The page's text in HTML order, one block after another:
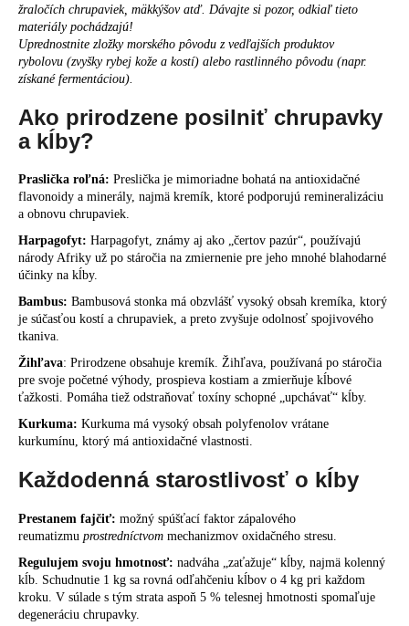
žraločích chrupaviek, mäkkýšov atď. Dávajte si pozor, odkiaľ tieto
materiály pochádzajú!
Uprednostnite zložky morského pôvodu z vedľajších produktov
rybolovu (zvyšky rybej kože a kostí) alebo rastlinného pôvodu (napr.
získané fermentáciou).
Ako prirodzene posilniť chrupavky
a kĺby?
Praslička roľná: Preslička je mimoriadne bohatá na antioxidačné
flavonoidy a minerály, najmä kremík, ktoré podporujú remineralizáciu
a obnovu chrupaviek.
Harpagofyt: Harpagofyt, známy aj ako „čertov pazúr“, používajú
národy Afriky už po stáročia na zmiernenie pre jeho mnohé blahodarné
účinky na kĺby.
Bambus: Bambusová stonka má obzvlášť vysoký obsah kremíka, ktorý
je súčasťou kostí a chrupaviek, a preto zvyšuje odolnosť spojivového
tkaniva.
Žihľava: Prirodzene obsahuje kremík. Žihľava, používaná po stáročia
pre svoje početné výhody, prospieva kostiam a zmierňuje kĺbové
ťažkosti. Pomáha tiež odstraňovať toxíny schopné „upchávať“ kĺby.
Kurkuma: Kurkuma má vysoký obsah polyfenolov vrátane
kurkumínu, ktorý má antioxidačné vlastnosti.
Každodenná starostlivosť o kĺby
Prestanem fajčiť: možný spúšťací faktor zápalového
reumatizmu prostredníctvom mechanizmov oxidačného stresu.
Regulujem svoju hmotnosť: nadváha „zaťažuje“ kĺby, najmä kolenný
kĺb. Schudnutie 1 kg sa rovná odľahčeniu kĺbov o 4 kg pri každom
kroku. V súlade s tým strata aspoň 5 % telesnej hmotnosti spomaľuje
degeneráciu chrupavky.